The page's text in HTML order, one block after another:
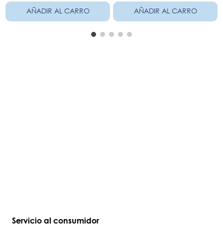
AÑADIR AL CARRO AÑADIR AL CARRO
Servicio al consumidor